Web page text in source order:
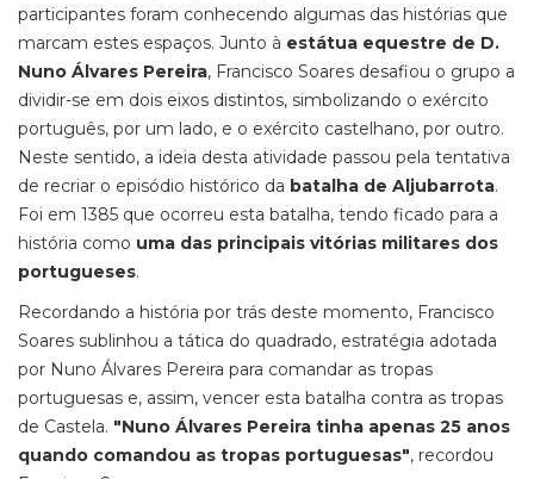
participantes foram conhecendo algumas das histórias que
marcam estes espaços. Junto à estátua equestre de D.
Nuno Álvares Pereira, Francisco Soares desafiou o grupo a
dividir-se em dois eixos distintos, simbolizando o exército
português, por um lado, e o exército castelhano, por outro.
Neste sentido, a ideia desta atividade passou pela tentativa
de recriar o episódio histórico da batalha de Aljubarrota.
Foi em 1385 que ocorreu esta batalha, tendo ficado para a
história como uma das principais vitórias militares dos
portugueses.
Recordando a história por trás deste momento, Francisco
Soares sublinhou a tática do quadrado, estratégia adotada
por Nuno Álvares Pereira para comandar as tropas
portuguesas e, assim, vencer esta batalha contra as tropas
de Castela. "Nuno Álvares Pereira tinha apenas 25 anos
quando comandou as tropas portuguesas", recordou